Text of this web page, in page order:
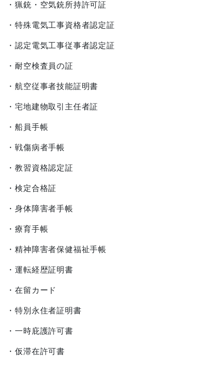
・猟銃・空気銃所持許可証
・特殊電気工事資格者認定証
・認定電気工事従事者認定証
・耐空検査員の証
・航空従事者技能証明書
・宅地建物取引主任者証
・船員手帳
・戦傷病者手帳
・教習資格認定証
・検定合格証
・身体障害者手帳
・療育手帳
・精神障害者保健福祉手帳
・運転経歴証明書
・在留カード
・特別永住者証明書
・一時庇護許可書
・仮滞在許可書